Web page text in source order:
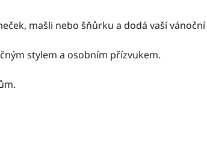
mašli nebo šňůrku a dodá vaší
stylem a osobním přízvukem.